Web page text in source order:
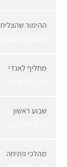
ההימור שהצליח
מחליף לאנדי
שבוע ראשון
מהלכי פתיחה